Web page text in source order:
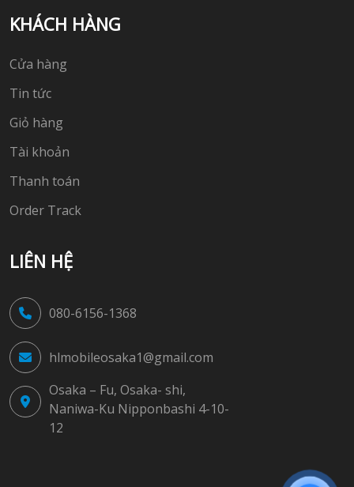
KHÁCH HÀNG
Cửa hàng
Tin tức
Giỏ hàng
Tài khoản
Thanh toán
Order Track
LIÊN HỆ
080-6156-1368
hlmobileosaka1@gmail.com
Osaka – Fu, Osaka- shi,
Naniwa-Ku Nipponbashi 4-10-
12